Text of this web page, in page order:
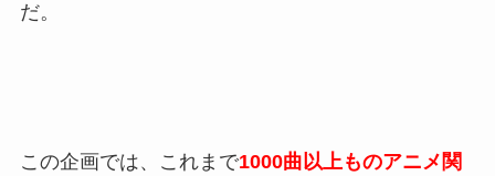
だ。
この企画では、これまで1000曲以上ものアニメ関